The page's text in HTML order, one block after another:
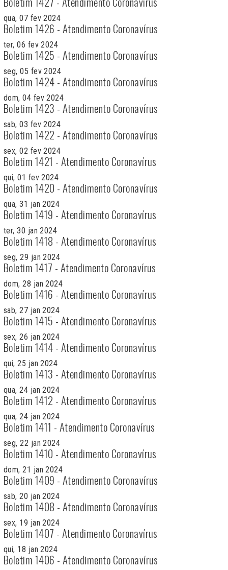
qua, 07 fev 2024
Boletim 1426 - Atendimento Coronavírus
ter, 06 fev 2024
Boletim 1425 - Atendimento Coronavírus
seg, 05 fev 2024
Boletim 1424 - Atendimento Coronavírus
dom, 04 fev 2024
Boletim 1423 - Atendimento Coronavírus
sab, 03 fev 2024
Boletim 1422 - Atendimento Coronavírus
sex, 02 fev 2024
Boletim 1421 - Atendimento Coronavírus
qui, 01 fev 2024
Boletim 1420 - Atendimento Coronavírus
qua, 31 jan 2024
Boletim 1419 - Atendimento Coronavírus
ter, 30 jan 2024
Boletim 1418 - Atendimento Coronavírus
seg, 29 jan 2024
Boletim 1417 - Atendimento Coronavírus
dom, 28 jan 2024
Boletim 1416 - Atendimento Coronavírus
sab, 27 jan 2024
Boletim 1415 - Atendimento Coronavírus
sex, 26 jan 2024
Boletim 1414 - Atendimento Coronavírus
qui, 25 jan 2024
Boletim 1413 - Atendimento Coronavírus
qua, 24 jan 2024
Boletim 1412 - Atendimento Coronavírus
qua, 24 jan 2024
Boletim 1411 - Atendimento Coronavírus
seg, 22 jan 2024
Boletim 1410 - Atendimento Coronavírus
dom, 21 jan 2024
Boletim 1409 - Atendimento Coronavírus
sab, 20 jan 2024
Boletim 1408 - Atendimento Coronavírus
sex, 19 jan 2024
Boletim 1407 - Atendimento Coronavírus
qui, 18 jan 2024
Boletim 1406 - Atendimento Coronavírus